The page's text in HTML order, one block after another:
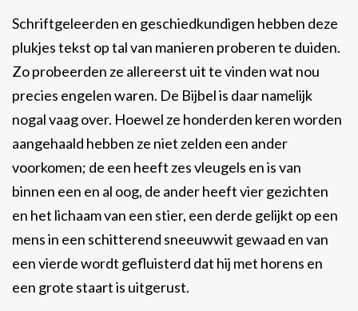
Schriftgeleerden en geschiedkundigen hebben deze
plukjes tekst op tal van manieren proberen te duiden.
Zo probeerden ze allereerst uit te vinden wat nou
precies engelen waren. De Bijbel is daar namelijk
nogal vaag over. Hoewel ze honderden keren worden
aangehaald hebben ze niet zelden een ander
voorkomen; de een heeft zes vleugels en is van
binnen een en al oog, de ander heeft vier gezichten
en het lichaam van een stier, een derde gelijkt op een
mens in een schitterend sneeuwwit gewaad en van
een vierde wordt gefluisterd dat hij met horens en
een grote staart is uitgerust.